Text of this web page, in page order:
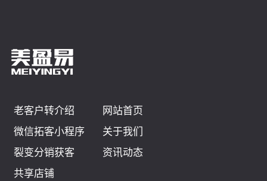
老客户转介绍
网站首页
微信拓客小程序
关于我们
裂变分销获客
资讯动态
共享店铺